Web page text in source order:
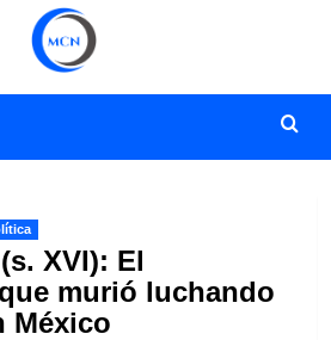
XVI): El
murió luchando
México